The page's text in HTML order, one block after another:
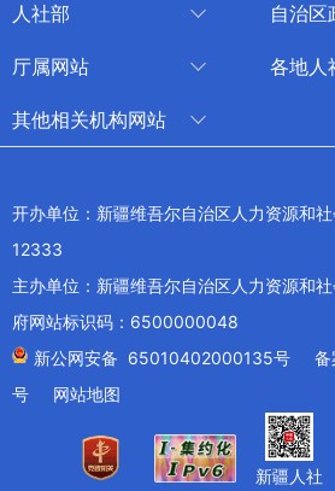
人社部
技能人才评价工作网
自治区
厅属网站
中国新疆人才网
各地人
克
其他相关机构网站
新疆新闻网
新疆电视台
工业和信息化部
开办单位：新疆维吾尔自治区人力资源和
12333
主办单位：新疆维吾尔自治区人力资源和
府网站标识码：6500000048
新公网安备 65010402000135号
号
网站地图
新疆人社